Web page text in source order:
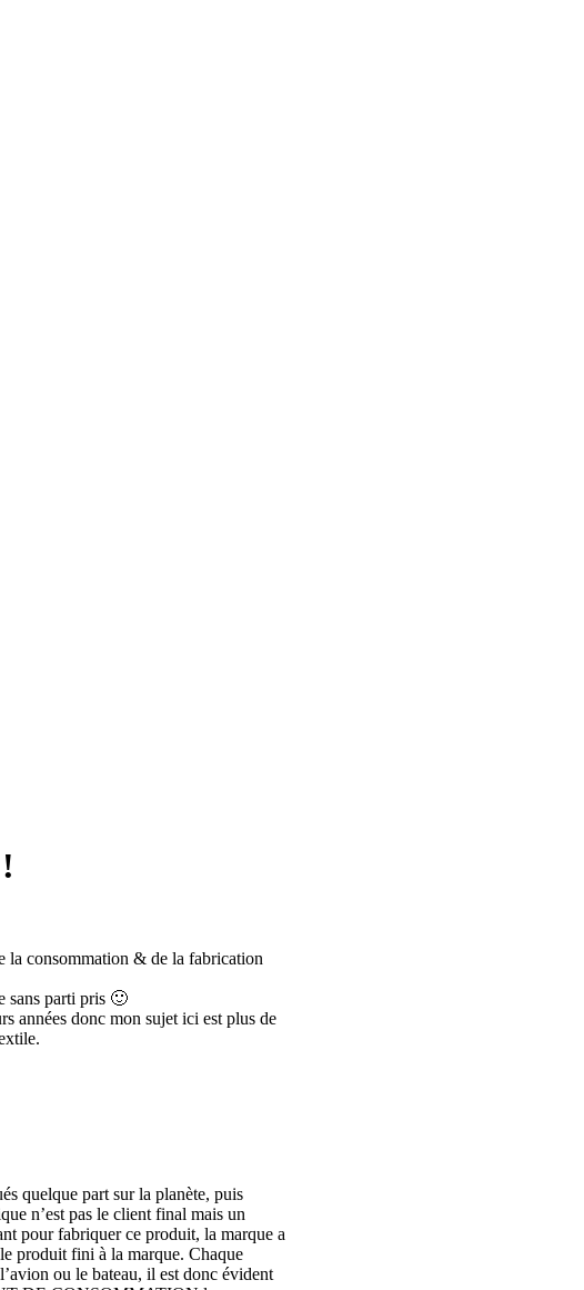
la consommation & de la fabrication
sans parti pris 🙂
années donc mon sujet ici est plus de
quelque part sur la planète, puis
n’est pas le client final mais un
pour fabriquer ce produit, la marque a
produit fini à la marque. Chaque
ou le bateau, il est donc évident